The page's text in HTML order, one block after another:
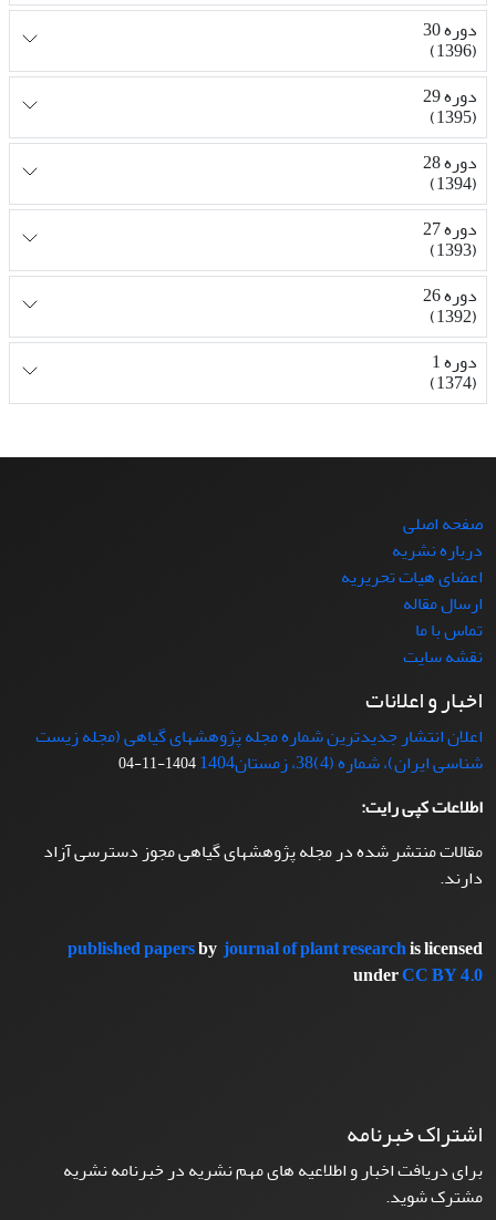
دوره 30
(1396)
دوره 29
(1395)
دوره 28
(1394)
دوره 27
(1393)
دوره 26
(1392)
دوره 1
(1374)
صفحه اصلی
درباره نشریه
اعضای هیات تحریریه
ارسال مقاله
تماس با ما
نقشه سایت
اخبار و اعلانات
اعلان انتشار جدیدترین شماره مجله پژوهشهای گیاهی (مجله زیست
شناسی ایران)، شماره (4)38، زمستان1404
1404-11-04
اطلاعات کپی رایت:
مقالات منتشر شده در مجله پژوهشهای گیاهی مجوز دسترسی آزاد
دارند.
published papersbyjournal of plant researchis licensed
underCC BY 4.0
اشتراک خبرنامه
برای دریافت اخبار و اطلاعیه های مهم نشریه در خبرنامه نشریه
مشترک شوید.